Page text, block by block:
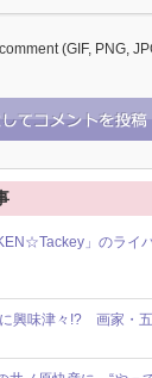
(GIF, PNG,
」のラ
興味津々!? 画家・